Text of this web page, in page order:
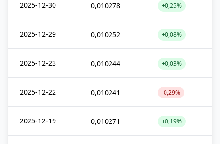
2025-12-30 0,010278 +0,25%
2025-12-29 0,010252 +0,08%
2025-12-23 0,010244 +0,03%
2025-12-22 0,010241 -0,29%
2025-12-19 0,010271 +0,19%